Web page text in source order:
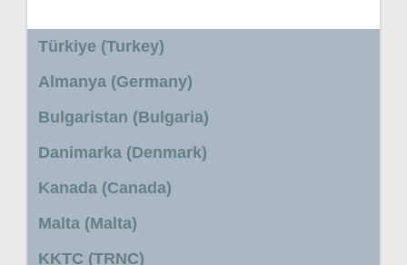
Türkiye (Turkey)
Almanya (Germany)
Bulgaristan (Bulgaria)
Danimarka (Denmark)
Kanada (Canada)
Malta (Malta)
KKTC (TRNC)